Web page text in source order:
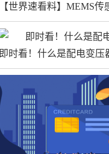
【世界速看料】MEMS
即时看！什么是配电变压